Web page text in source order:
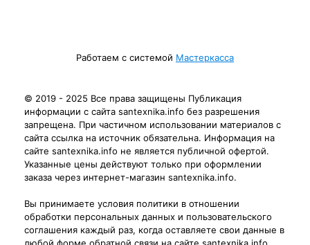
Работаем с системой Мастеркасса
© 2019 - 2025 Все права защищены Публикация
информации с сайта santexnika.info без разрешения
запрещена. При частичном использовании материалов с
сайта ссылка на источник обязательна. Информация на
сайте santexnika.info не является публичной офертой.
Указанные цены действуют только при оформлении
заказа через интернет-магазин santexnika.info.
Вы принимаете условия политики в отношении
обработки персональных данных и пользовательского
соглашения каждый раз, когда оставляете свои данные в